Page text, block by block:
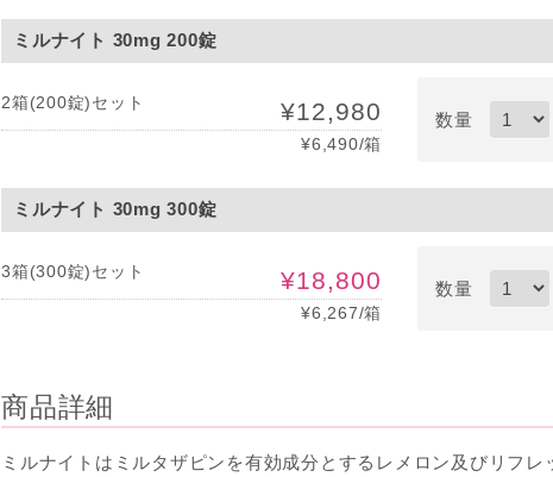
ミルナイト 30mg 200錠
2箱(200錠)セット ¥12,980
¥6,490/箱
数量
ミルナイト 30mg 300錠
3箱(300錠)セット ¥18,800
¥6,267/箱
数量
商品詳細
ミルナイトはミルタザピンを有効成分とするレメロン及びリフ